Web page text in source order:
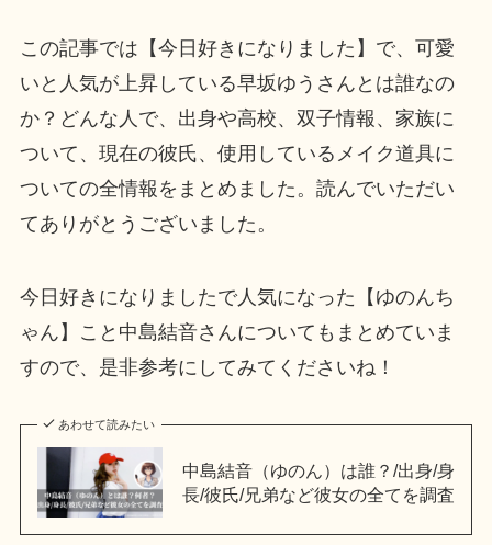
この記事では【今日好きになりました】で、可愛
いと人気が上昇している早坂ゆうさんとは誰なの
か？どんな人で、出身や高校、双子情報、家族に
ついて、現在の彼氏、使用しているメイク道具に
ついての全情報をまとめました。読んでいただい
てありがとうございました。
今日好きになりましたで人気になった【ゆのんち
ゃん】こと中島結音さんについてもまとめていま
すので、是非参考にしてみてくださいね！
あわせて読みたい
中島結音（ゆのん）は誰？/出身/身
長/彼氏/兄弟など彼女の全てを調査